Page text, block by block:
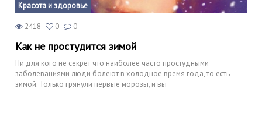
Красота и здоровье
2418 0 0
Как не простудится зимой
Ни для кого не секрет что наиболее часто простудными
заболеваниями люди болеют в холодное время года, то есть
зимой. Только грянули первые морозы, и вы